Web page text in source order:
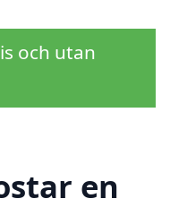
och utan
en